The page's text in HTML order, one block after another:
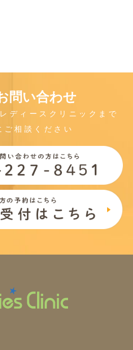
問い合わせ
ディースクリニックまで
ご相談ください